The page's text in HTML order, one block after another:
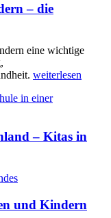
– die
eine wichtige
weiterlesen
– Kitas in
und Kindern